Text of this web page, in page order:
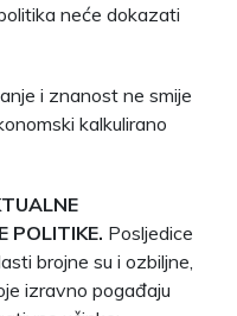
neće dokazati
i znanost ne smije
kalkulirano
POLITIKE. Posljedice
brojne su i ozbiljne,
izravno pogađaju